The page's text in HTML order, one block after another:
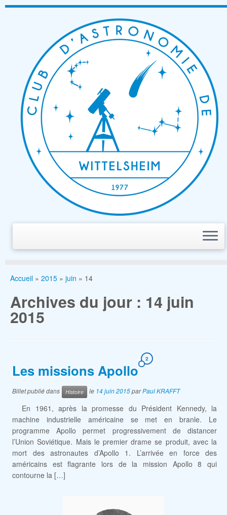
Passer
Accueil » 2015 » juin » 14
Archives du jour : 14 juin
2015
Les missions Apollo
2
Billet publié dans Histoire le 14 juin 2015parPaul KRAFFT
En 1961, après la promesse du Président Kennedy, la
machine industrielle américaine se met en branle. Le
programme Apollo permet progressivement de distancer
l’Union Soviétique. Mais le premier drame se produit, avec la
mort des astronautes d’Apollo 1. L’arrivée en force des
américains est flagrante lors de la mission Apollo 8 qui
contourne la […]